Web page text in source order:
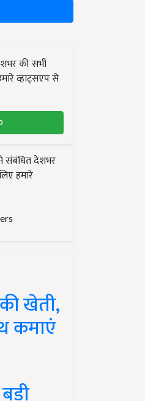
की सभी
व्हाट्सएप से
संबंधित देशभर
हमारे
खेती,
कमाएं